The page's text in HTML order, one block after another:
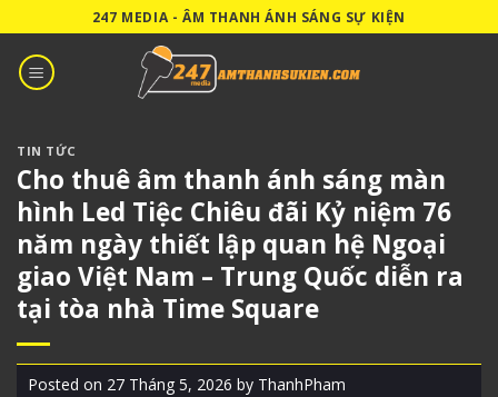
to
content
247 MEDIA - ÂM THANH ÁNH SÁNG SỰ KIỆN
TIN TỨC
Cho thuê âm thanh ánh sáng màn
hình Led Tiệc Chiêu đãi Kỷ niệm 76
năm ngày thiết lập quan hệ Ngoại
giao Việt Nam – Trung Quốc diễn ra
tại tòa nhà Time Square
Posted on 27 Tháng 5, 2026 by ThanhPham